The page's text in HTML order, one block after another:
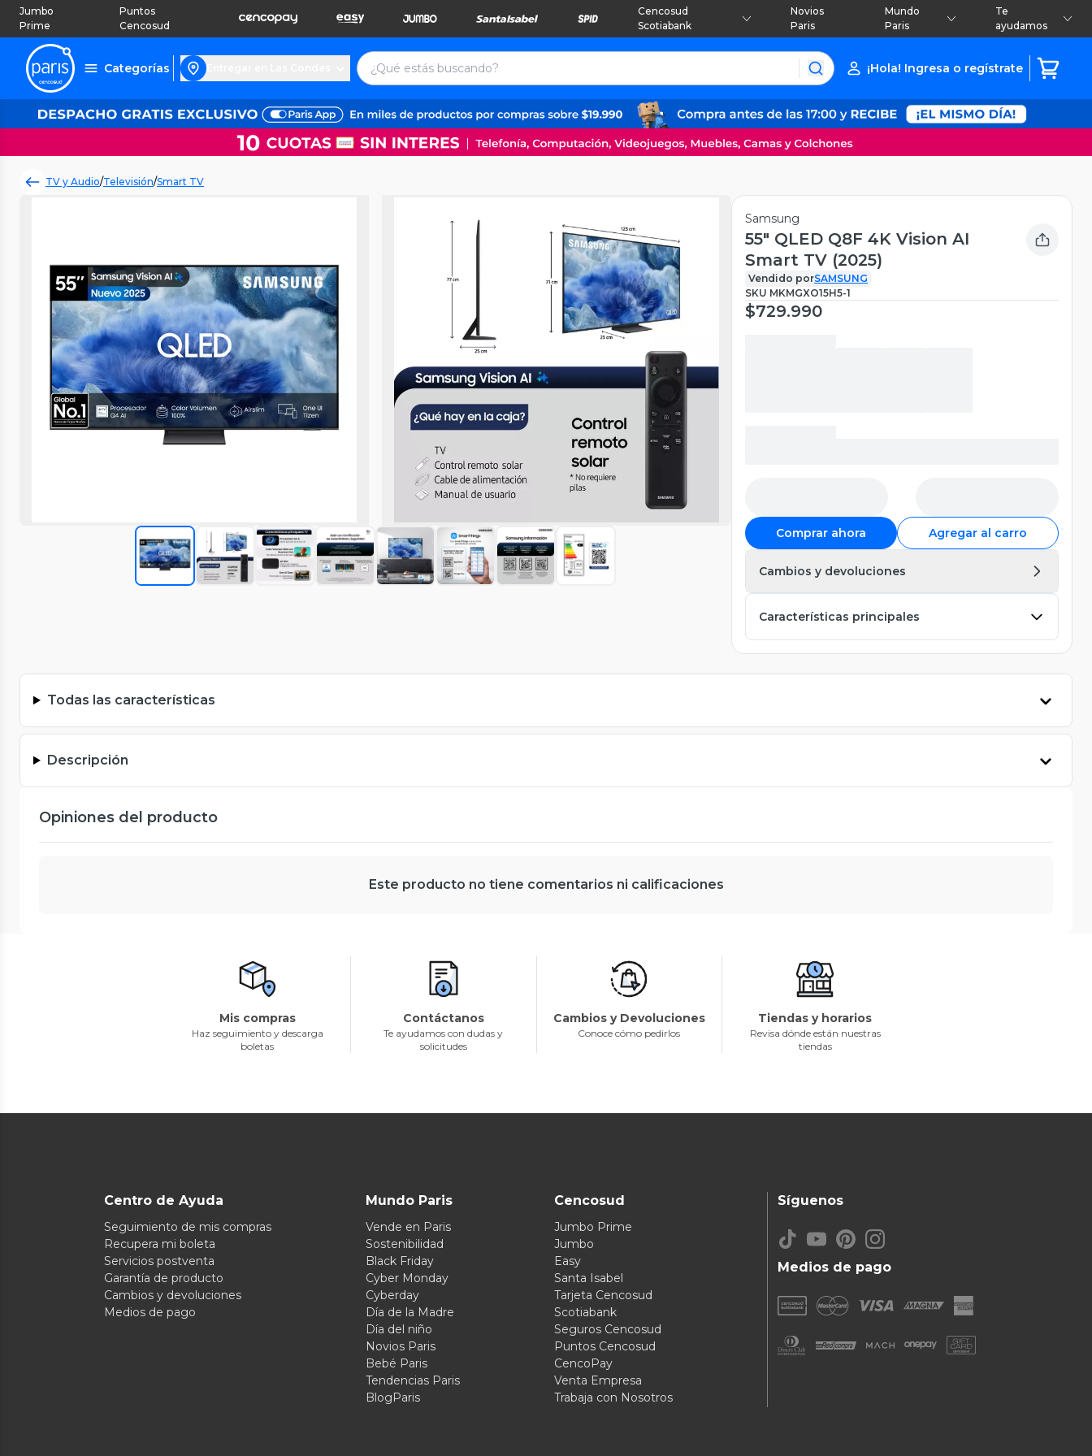
Jumbo
Prime
Puntos
Cencosud
Cencosud
Scotiabank
Novios
Paris
Mundo
Paris
Te
ayudamos
Categorías ¡Hola! Ingresa o regístrate
TV y Audio/Televisión/Smart TV
Samsung
55" QLED Q8F 4K Vision AI
Smart TV (2025)
Vendido porSAMSUNG
SKU MKMGXO15H5-1
$729.990
Comprar ahora Agregar al carro
Cambios y devoluciones
Características principales
Todas las características
Descripción
Opiniones del producto
Este producto no tiene comentarios ni calificaciones
Mis compras
Haz seguimiento y descarga
boletas
Contáctanos
Te ayudamos con dudas y
solicitudes
Cambios y Devoluciones
Conoce cómo pedirlos
Tiendas y horarios
Revisa dónde están nuestras
tiendas
Centro de Ayuda
Seguimiento de mis compras
Recupera mi boleta
Servicios postventa
Garantía de producto
Cambios y devoluciones
Medios de pago
Mundo Paris
Vende en Paris
Sostenibilidad
Black Friday
Cyber Monday
Cyberday
Día de la Madre
Día del niño
Novios Paris
Bebé Paris
Tendencias Paris
BlogParis
Cencosud
Jumbo Prime
Jumbo
Easy
Santa Isabel
Tarjeta Cencosud
Scotiabank
Seguros Cencosud
Puntos Cencosud
CencoPay
Venta Empresa
Trabaja con Nosotros
Medios de pago
Síguenos